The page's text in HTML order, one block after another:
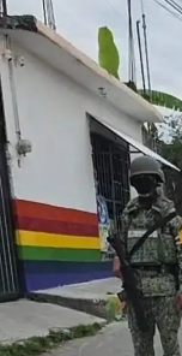
tras los recientes
celebraciones en